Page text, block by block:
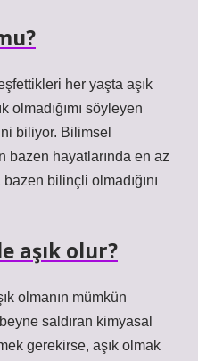
her yaşta aşık
olmadığımı söyleyen
biliyor. Bilimsel
bazen hayatlarında en az
bilinçli olmadığını
aşık olur?
olmanın mümkün
saldıran kimyasal
gerekirse, aşık olmak